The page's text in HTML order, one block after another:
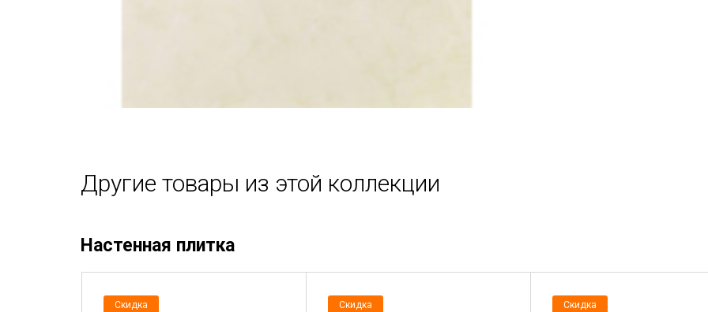
Другие товары из этой коллекции
Настенная плитка
Скидка Скидка Скидка